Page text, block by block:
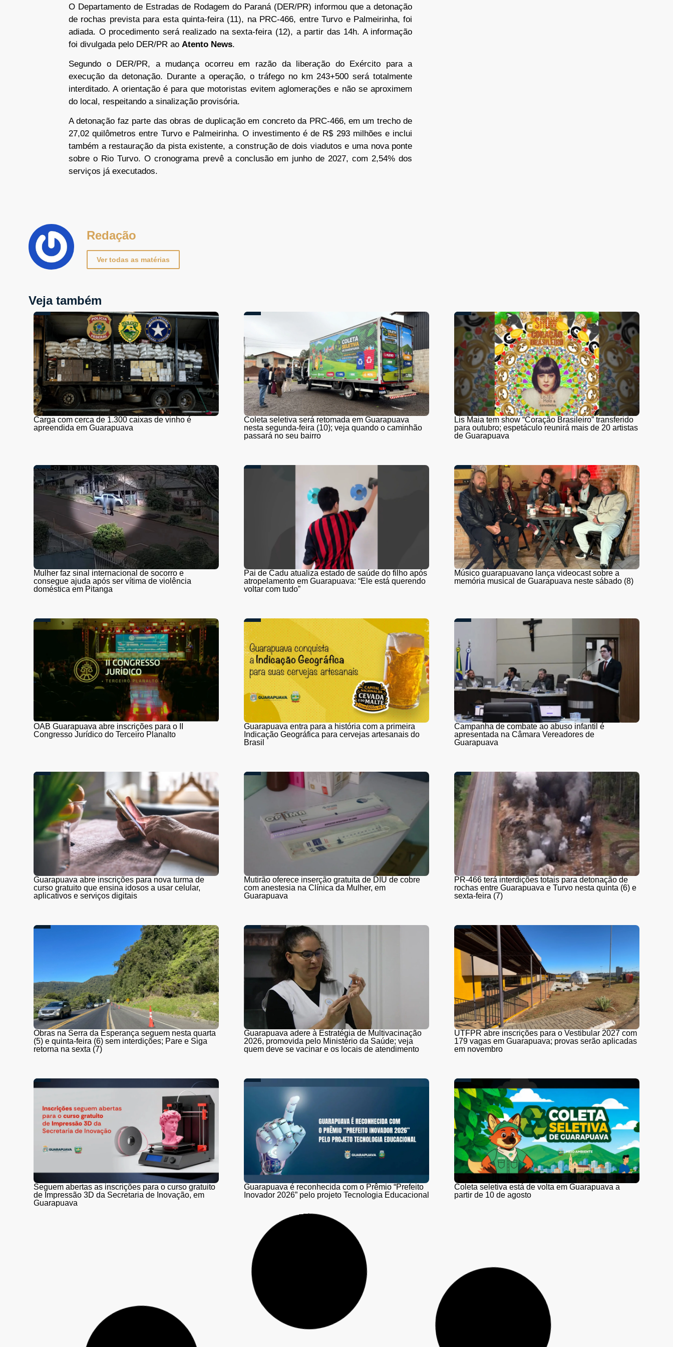
O Departamento de Estradas de Rodagem do Paraná (DER/PR) informou que a detonação
de rochas prevista para esta quinta-feira (11), na PRC-466, entre Turvo e Palmeirinha, foi
adiada. O procedimento será realizado na sexta-feira (12), a partir das 14h. A informação
foi divulgada pelo DER/PR ao Atento News.
Segundo o DER/PR, a mudança ocorreu em razão da liberação do Exército para a
execução da detonação. Durante a operação, o tráfego no km 243+500 será totalmente
interditado. A orientação é para que motoristas evitem aglomerações e não se aproximem
do local, respeitando a sinalização provisória.
A detonação faz parte das obras de duplicação em concreto da PRC-466, em um trecho de
27,02 quilômetros entre Turvo e Palmeirinha. O investimento é de R$ 293 milhões e inclui
também a restauração da pista existente, a construção de dois viadutos e uma nova ponte
sobre o Rio Turvo. O cronograma prevê a conclusão em junho de 2027, com 2,54% dos
serviços já executados.
Redação
Ver todas as matérias
Veja também
Carga com cerca de 1.300 caixas de vinho é
apreendida em Guarapuava
Coleta seletiva será retomada em Guarapuava
nesta segunda-feira (10); veja quando o caminhão
passará no seu bairro
Lis Maia tem show “Coração Brasileiro” transferido
para outubro; espetáculo reunirá mais de 20 artistas
de Guarapuava
Mulher faz sinal internacional de socorro e
consegue ajuda após ser vítima de violência
doméstica em Pitanga
Pai de Cadu atualiza estado de saúde do filho após
atropelamento em Guarapuava: “Ele está querendo
voltar com tudo”
Músico guarapuavano lança videocast sobre a
memória musical de Guarapuava neste sábado (8)
OAB Guarapuava abre inscrições para o II
Congresso Jurídico do Terceiro Planalto
Guarapuava entra para a história com a primeira
Indicação Geográfica para cervejas artesanais do
Brasil
Campanha de combate ao abuso infantil é
apresentada na Câmara Vereadores de
Guarapuava
Guarapuava abre inscrições para nova turma de
curso gratuito que ensina idosos a usar celular,
aplicativos e serviços digitais
Mutirão oferece inserção gratuita de DIU de cobre
com anestesia na Clínica da Mulher, em
Guarapuava
PR-466 terá interdições totais para detonação de
rochas entre Guarapuava e Turvo nesta quinta (6) e
sexta-feira (7)
Obras na Serra da Esperança seguem nesta quarta
(5) e quinta-feira (6) sem interdições; Pare e Siga
retorna na sexta (7)
Guarapuava adere à Estratégia de Multivacinação
2026, promovida pelo Ministério da Saúde; veja
quem deve se vacinar e os locais de atendimento
UTFPR abre inscrições para o Vestibular 2027 com
179 vagas em Guarapuava; provas serão aplicadas
em novembro
Seguem abertas as inscrições para o curso gratuito
de Impressão 3D da Secretaria de Inovação, em
Guarapuava
Guarapuava é reconhecida com o Prêmio “Prefeito
Inovador 2026” pelo projeto Tecnologia Educacional
Coleta seletiva está de volta em Guarapuava a
partir de 10 de agosto
Menino de 4 anos morre após ser atingido por
coluna de concreto em Prudentópolis
Rapaz de 24 anos segue desaparecido após barco
virar em alagado de Rio Bonito do Iguaçu; buscas
continuam neste sábado (1)
PCPR prende investigado por homicídio de pai e
filho em General Carneiro
Prefeitura de Guarapuava estrutura projeto para
fortalecer a comercialização de hortifrutigranjeiros